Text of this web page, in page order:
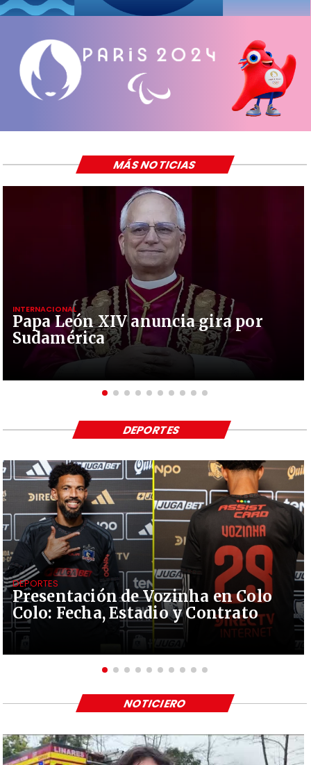
Papa León XIV anuncia gira por
Sudamérica
INTERNACIONAL
MÁS NOTICIAS
Presentación de Vozinha en Colo
Colo: Fecha, Estadio y Contrato
DEPORTES
DEPORTES
NOTICIERO